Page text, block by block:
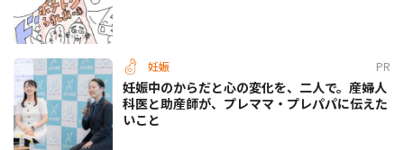
妊娠 PR
妊娠中のからだと心の変化を、二人で。産婦人
科医と助産師が、プレママ・プレパパに伝えた
いこと